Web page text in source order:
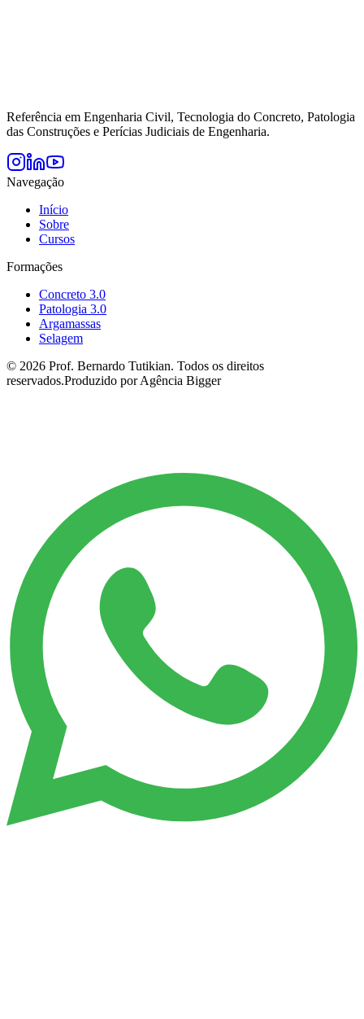
Referência em Engenharia Civil, Tecnologia do Concreto, Patologia
das Construções e Perícias Judiciais de Engenharia.
Navegação
Início
Sobre
Cursos
Formações
Concreto 3.0
Patologia 3.0
Argamassas
Selagem
© 2026 Prof. Bernardo Tutikian. Todos os direitos
reservados.Produzido por Agência Bigger